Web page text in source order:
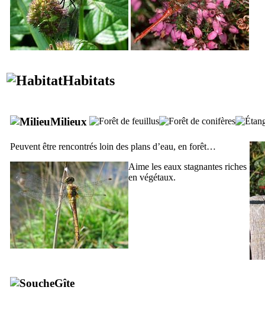
Habitats
Milieux
Peuvent être rencontrés loin des plans d’eau, en forêt…
Aime les eaux stagnantes riches
en végétaux.
Gîte